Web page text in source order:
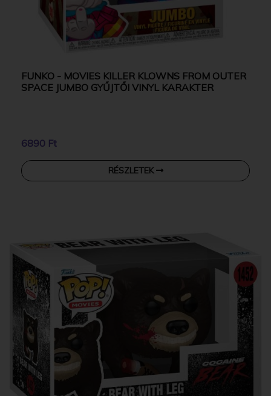
FUNKO - MOVIES KILLER KLOWNS FROM OUTER
SPACE JUMBO GYŰJTŐI VINYL KARAKTER
6890 Ft
RÉSZLETEK